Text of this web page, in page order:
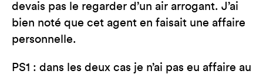
devais pas le regarder d’un air arrogant. J’ai
bien noté que cet agent en faisait une affaire
personnelle.
PS1 : dans les deux cas je n’ai pas eu affaire au